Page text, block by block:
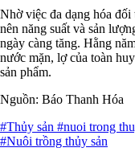
Nhờ việc đa dạng hóa
nên năng suất và sản
ngày càng tăng. Hằng
nước mặn, lợ của toàn
sản phẩm.
Nguồn: Báo Thanh Hóa
#Thủy sản #nuoi trong
#Nuôi trồng thủy sản